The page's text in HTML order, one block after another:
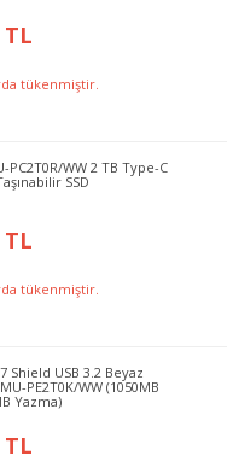
TL
tükenmiştir.
PC2T0R/WW 2 TB Type-C
SSD
TL
tükenmiştir.
Shield USB 3.2 Beyaz
PE2T0K/WW (1050MB
Yazma)
TL